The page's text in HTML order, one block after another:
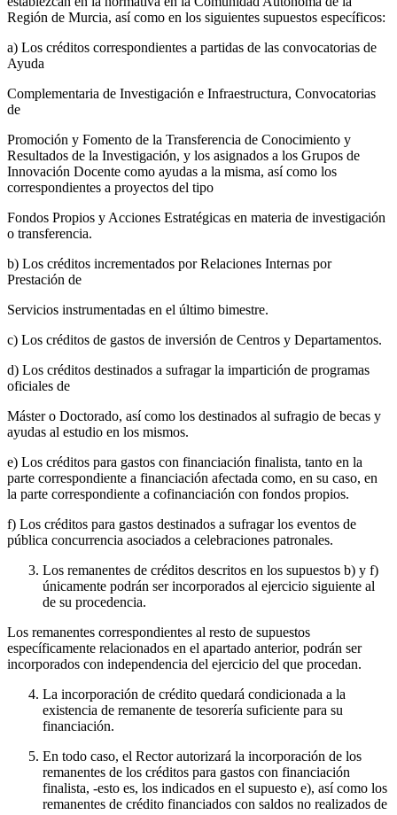
Región de Murcia, así como en los siguientes supuestos específicos:
a) Los créditos correspondientes a partidas de las convocatorias de
Ayuda
Complementaria de Investigación e Infraestructura, Convocatorias
de
Promoción y Fomento de la Transferencia de Conocimiento y
Resultados de la Investigación, y los asignados a los Grupos de
Innovación Docente como ayudas a la misma, así como los
correspondientes a proyectos del tipo
Fondos Propios y Acciones Estratégicas en materia de investigación
o transferencia.
b) Los créditos incrementados por Relaciones Internas por
Prestación de
Servicios instrumentadas en el último bimestre.
c) Los créditos de gastos de inversión de Centros y Departamentos.
d) Los créditos destinados a sufragar la impartición de programas
oficiales de
Máster o Doctorado, así como los destinados al sufragio de becas y
ayudas al estudio en los mismos.
e) Los créditos para gastos con financiación finalista, tanto en la
parte correspondiente a financiación afectada como, en su caso, en
la parte correspondiente a cofinanciación con fondos propios.
f) Los créditos para gastos destinados a sufragar los eventos de
pública concurrencia asociados a celebraciones patronales.
Los remanentes de créditos descritos en los supuestos b) y f)
únicamente podrán ser incorporados al ejercicio siguiente al
de su procedencia.
Los remanentes correspondientes al resto de supuestos
específicamente relacionados en el apartado anterior, podrán ser
incorporados con independencia del ejercicio del que procedan.
La incorporación de crédito quedará condicionada a la
existencia de remanente de tesorería suficiente para su
financiación.
En todo caso, el Rector autorizará la incorporación de los
remanentes de los créditos para gastos con financiación
finalista, -esto es, los indicados en el supuesto e), así como los
remanentes de crédito financiados con saldos no realizados de